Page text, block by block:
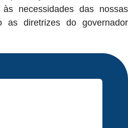
necessidades das nossas
as diretrizes do governador